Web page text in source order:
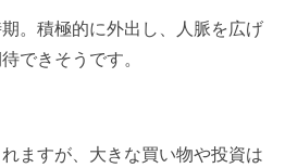
。積極的に外出し、人脈を広げ
できそうです。​
ますが、大きな買い物や投資は